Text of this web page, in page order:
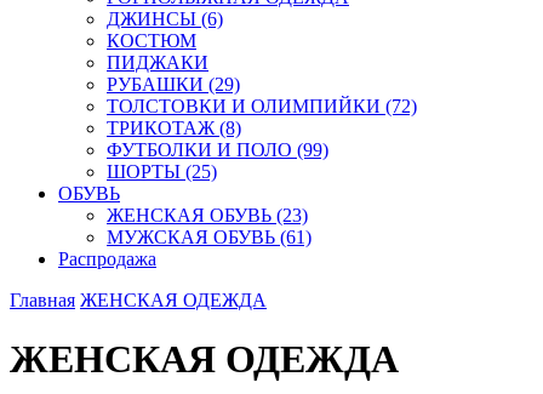
ДЖИНСЫ (6)
КОСТЮМ
ПИДЖАКИ
РУБАШКИ (29)
ТОЛСТОВКИ И ОЛИМПИЙКИ (72)
ТРИКОТАЖ (8)
ФУТБОЛКИ И ПОЛО (99)
ШОРТЫ (25)
ОБУВЬ
ЖЕНСКАЯ ОБУВЬ (23)
МУЖСКАЯ ОБУВЬ (61)
Распродажа
Главная ЖЕНСКАЯ ОДЕЖДА
ЖЕНСКАЯ ОДЕЖДА